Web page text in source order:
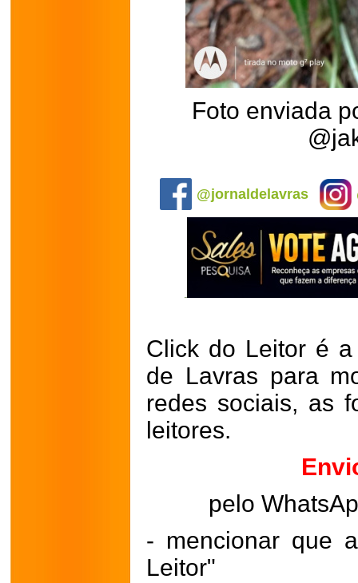
Foto enviada
@jornaldelavras
Click do Leitor é
de Lavras para
redes sociais, as
leitores.
pelo
- mencionar que
Leitor"